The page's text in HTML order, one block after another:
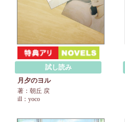
試し読み
月夕のヨル
著：朝丘 戻
ill：yoco